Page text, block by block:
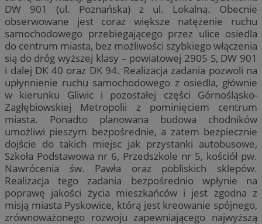
DW 901 (ul. Poznańska) z ul. Lokalną. Obecnie
obserwowane jest coraz większe natężenie ruchu
samochodowego przebiegającego przez ulice osiedla
do centrum miasta, bez możliwości szybkiego włączenia
sią do dróg wyższej klasy – powiatowej 2905 S, DW 901
i dalej DK 40 oraz DK 94. Realizacja zadania pozwoli na
upłynnienie ruchu samochodowego z osiedla, głównie
w kierunku Gliwic i pozostałej części Górnośląsko-
Zagłębiowskiej Metropolii z pominięciem centrum
miasta. Ponadto planowana budowa chodników
umożliwi pieszym bezpośrednie, a zatem bezpiecznie
dojście do takich miejsc jak przystanki autobusowe,
Szkoła Podstawowa nr 6, Przedszkole nr 5, kościół pw.
Nawrócenia św. Pawła oraz pobliskich sklepów.
Realizacja tego zadania bezpośrednio wpłynie na
poprawę jakości życia mieszkańców i jest zgodna z
misją miasta Pyskowice, którą jest kreowanie spójnego,
zrównoważonego rozwoju zapewniającego najwyższą